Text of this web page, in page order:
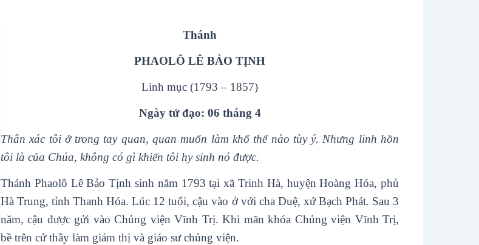
Thánh
PHAOLÔ LÊ BẢO TỊNH
Linh mục (1793 – 1857)
Ngày tử đạo: 06 tháng 4
Thân xác tôi ở trong tay quan, quan muốn làm khổ thế nào tùy ý. Nhưng linh hồn
tôi là của Chúa, không có gì khiến tôi hy sinh nó được.
Thánh Phaolô Lê Bảo Tịnh sinh năm 1793 tại xã Trinh Hà, huyện Hoàng Hóa, phủ
Hà Trung, tỉnh Thanh Hóa. Lúc 12 tuổi, cậu vào ở với cha Duệ, xứ Bạch Phát. Sau 3
năm, cậu được gửi vào Chủng viện Vĩnh Trị. Khi mãn khóa Chủng viện Vĩnh Trị,
bề trên cử thầy làm giám thị và giáo sư chủng viện.